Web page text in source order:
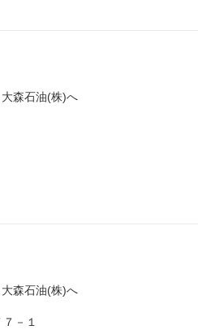
森石油(株)へ
森石油(株)へ
－１